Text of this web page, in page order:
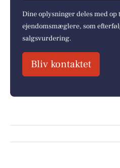
Dine oplysninger deles med op
ejendomsmæglere, som
salgsvurdering.
Bliv kontaktet